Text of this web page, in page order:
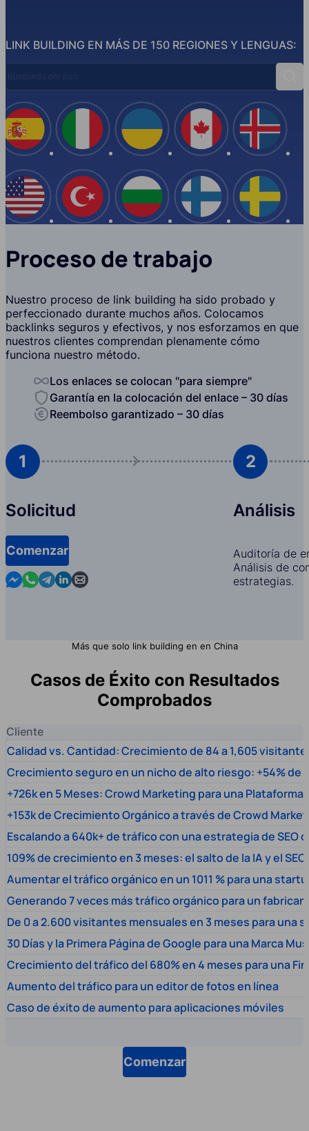
LINK BUILDING EN MÁS DE 150 REGIONES Y LENGUAS:
España
EE.UU
Italia
Turquía
Ucrania
Bulgaria
Canadá
Finlandia Suecia
Proceso de trabajo
Nuestro proceso de link building ha sido probado y
perfeccionado durante muchos años. Colocamos
backlinks seguros y efectivos, y nos esforzamos en que
nuestros clientes comprendan plenamente cómo
funciona nuestro método.
Los enlaces se colocan "para siempre"
Garantía en la colocación del enlace – 30 días
Reembolso garantizado – 30 días
1
Solicitud
Comenzar
Contact us in Messenger
Contact us in WhatsApp
Contact us in Telegram
Contact us in Linkedin
Contact us by email
2
Análisis
Auditoría de
Análisis de
estrategias.
Más que solo link building en en China
Casos de Éxito con Resultados
Comprobados
Cliente
Calidad vs. Cantidad: Crecimiento de 84 a 1,605
Crecimiento seguro en un nicho de alto riesgo: +54% de
+726k en 5 Meses: Crowd Marketing para una
+153k de Crecimiento Orgánico a través de Crowd
Escalando a 640k+ de tráfico con una estrategia de SEO
109% de crecimiento en 3 meses: el salto de la IA y el SEO
Aumentar el tráfico orgánico en un 1011 % para una
Generando 7 veces más tráfico orgánico para un
De 0 a 2.600 visitantes mensuales en 3 meses para una
30 Días y la Primera Página de Google para una Marca
Crecimiento del tráfico del 680% en 4 meses para una
Aumento del tráfico para un editor de fotos en línea
Caso de éxito de aumento para aplicaciones móviles
Comenzar